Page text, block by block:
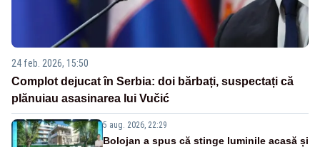
24 feb. 2026, 15:50
Complot dejucat în Serbia: doi bărbați, suspectați că
plănuiau asasinarea lui Vučić
5 aug. 2026, 22:29
Bolojan a spus că stinge luminile acasă și